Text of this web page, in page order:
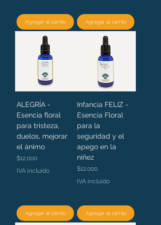
Agregar al carrito Agregar al carrito
ALEGRÍA -
Esencia floral
para tristeza,
duelos, mejorar
el ánimo
Precio
$12.000
IVA incluido
Agregar al carrito
Infancia FELIZ -
Esencia Floral
para la
seguridad y el
apego en la
niñez
Precio
$12.000
IVA incluido
Agregar al carrito